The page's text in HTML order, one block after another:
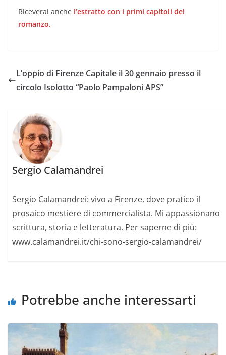
Riceverai anche l’estratto con i primi capitoli del
romanzo.
L’oppio di Firenze Capitale il 30 gennaio presso il
circolo Isolotto “Paolo Pampaloni APS”
Sergio Calamandrei
Sergio Calamandrei: vivo a Firenze, dove pratico il
prosaico mestiere di commercialista. Mi appassionano
scrittura, storia e letteratura. Per saperne di più:
www.calamandrei.it/chi-sono-sergio-calamandrei/
Potrebbe anche interessarti